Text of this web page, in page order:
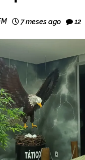
7 meses ago 12